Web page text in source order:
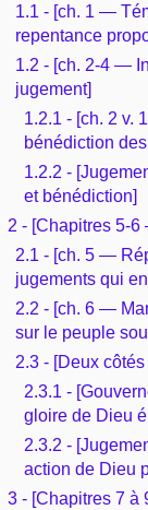
1.1 - [ch. 1 —
repentance
1.2 - [ch. 2-4 —
jugement]
1.2.1 - [ch. 2 v.
bénédiction
1.2.2 -
et bénédiction]
2 - [Chapitres 5-6
2.1 - [ch. 5 —
jugements qui
2.2 - [ch. 6 —
sur le peuple
2.3 - [Deux
2.3.1 -
gloire de Dieu
2.3.2 -
action de Dieu
3 - [Chapitres 7 à